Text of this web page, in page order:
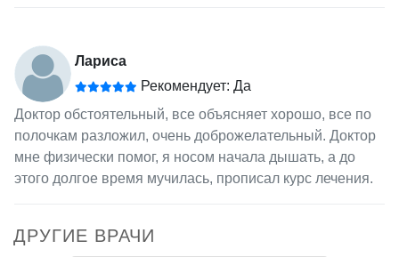
Лариса
Рекомендует: Да
Доктор обстоятельный, все объясняет хорошо, все по
полочкам разложил, очень доброжелательный. Доктор
мне физически помог, я носом начала дышать, а до
этого долгое время мучилась, прописал курс лечения.
ДРУГИЕ ВРАЧИ